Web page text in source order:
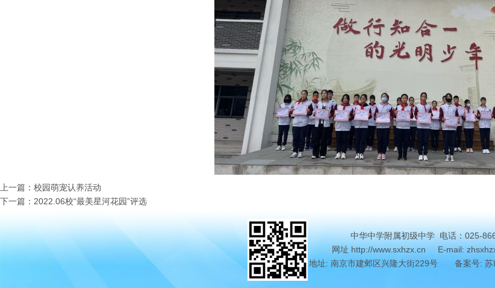
上一篇：校园萌宠认养活动
下一篇：2022.06校“最美星河花园”评选
中华中学附属初级中学 电话：025-
网址 http://www.sxhzx.cn E-mail:
地址: 南京市建邺区兴隆大街229号 备案号: 苏